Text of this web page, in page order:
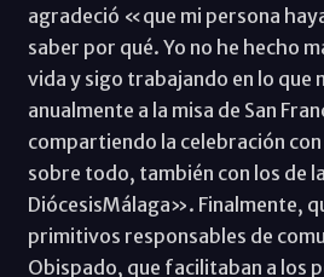
agradeció «que mi persona
saber por qué. Yo no he hecho
vida y sigo trabajando en lo que
anualmente a la misa de San
compartiendo la celebración
sobre todo, también con los de
DiócesisMálaga». Finalmente,
primitivos responsables de
Obispado, que facilitaban a los